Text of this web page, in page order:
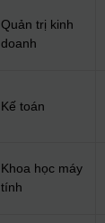
Quản trị kinh
doanh
Kế toán
Khoa học máy
tính